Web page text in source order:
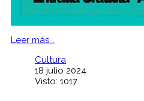
Leer más...
Cultura
18 julio 2024
Visto: 1017